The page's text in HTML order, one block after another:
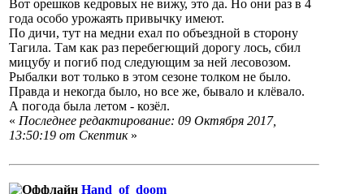
Вот орешков кедровых не вижу, это да. Но они раз в 4
года особо урожаять привычку имеют.
По дичи, тут на медни ехал по объездной в сторону
Тагила. Там как раз перебегющий дорогу лось, сбил
мицубу и погиб под следующим за ней лесовозом.
Рыбалки вот только в этом сезоне толком не было.
Правда и некогда было, но все же, бывало и клёвало.
А погода была летом - козёл.
« Последнее редактирование: 09 Октября 2017,
13:50:19 от Скептик»
Hand_of_doom